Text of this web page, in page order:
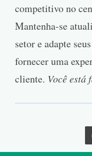
competitivo no
Mantenha-se
setor e adapte
fornecer uma
cliente. Você está